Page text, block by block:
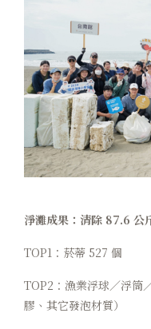
淨灘成果：清除 87.6 公
TOP1：菸蒂 527 個
TOP2：漁業浮球／浮筒
膠、其它發泡材質）